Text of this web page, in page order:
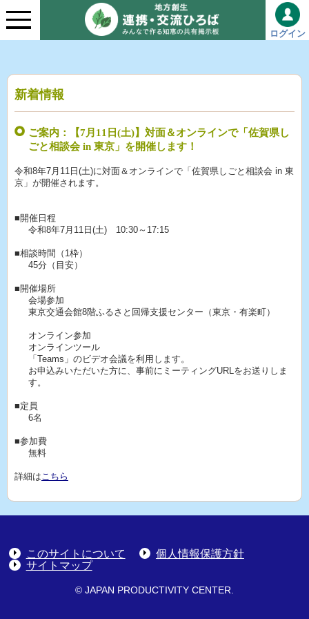
ログイン
新着情報
ご案内：【7月11日(土)】対面＆オンラインで「佐賀県し
ごと相談会 in 東京」を開催します！
令和8年7月11日(土)に対面＆オンラインで「佐賀県しごと相談会 in 東
京」が開催されます。
■開催日程
令和8年7月11日(土) 10:30～17:15
■相談時間（1枠）
45分（目安）
■開催場所
会場参加
東京交通会館8階ふるさと回帰支援センター（東京・有楽町）
オンライン参加
オンラインツール
「Teams」のビデオ会議を利用します。
お申込みいただいた方に、事前にミーティングURLをお送りしま
す。
■定員
6名
■参加費
無料
詳細はこちら
このサイトについて
個人情報保護方針
サイトマップ
© JAPAN PRODUCTIVITY CENTER.